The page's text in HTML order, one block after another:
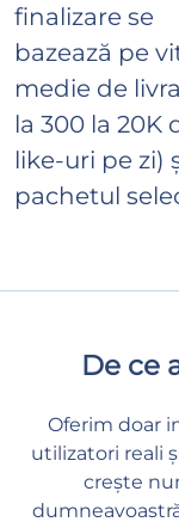
finalizare se
bazează pe
medie de
la 300 la 20K
like-uri pe zi)
pachetul
De ce
Oferim doar
utilizatori reali
crește